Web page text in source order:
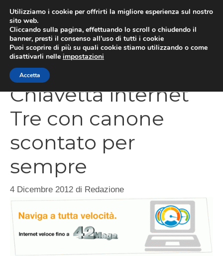
contenuto
Chiavetta internet
Tre con canone
scontato per
sempre
4 Dicembre 2012 di Redazione
Utilizziamo i cookie per offrirti la migliore esperienza sul nostro
sito web.
Cliccando sulla pagina, effettuando lo scroll o chiudendo il
banner, presti il consenso all’uso di tutti i cookie
Puoi scoprire di più su quali cookie stiamo utilizzando o come
disattivarli nelle impostazioni
Accetta